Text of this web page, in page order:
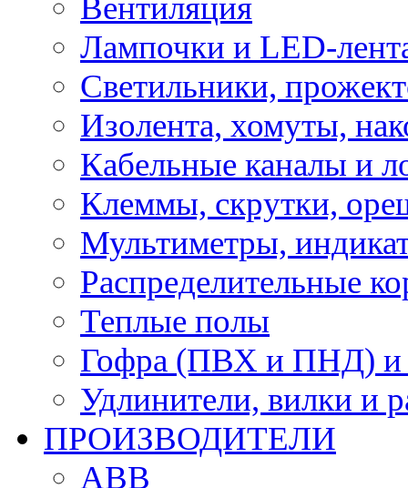
Вентиляция
Лампочки и LED-
Светильники,
Изолента, хомуты,
Кабельные каналы и
Клеммы, скрутки,
Мультиметры,
Распределительные
Теплые полы
Гофра (ПВХ и ПНД) и
Удлинители, вилки и
ПРОИЗВОДИТЕЛИ
ABB